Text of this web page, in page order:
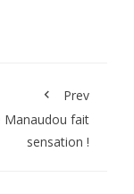
Prev
Manaudou fait
sensation !